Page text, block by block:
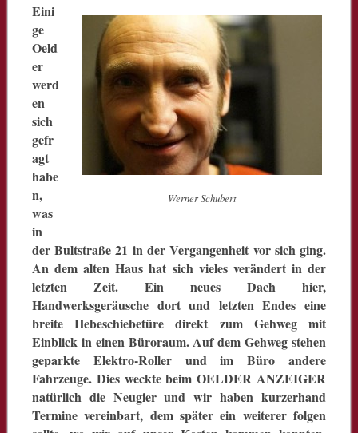
Werner Schubert
Eini
ge
Oeld
er
werd
en
sich
gefr
agt
habe
n,
was
in
der Bultstraße 21 in der Vergangenheit vor sich ging.
An dem alten Haus hat sich vieles verändert in der
letzten Zeit. Ein neues Dach hier,
Handwerksgeräusche dort und letzten Endes eine
breite Hebeschiebetüre direkt zum Gehweg mit
Einblick in einen Büroraum. Auf dem Gehweg stehen
geparkte Elektro-Roller und im Büro andere
Fahrzeuge. Dies weckte beim OELDER ANZEIGER
natürlich die Neugier und wir haben kurzerhand
Termine vereinbart, dem später ein weiterer folgen